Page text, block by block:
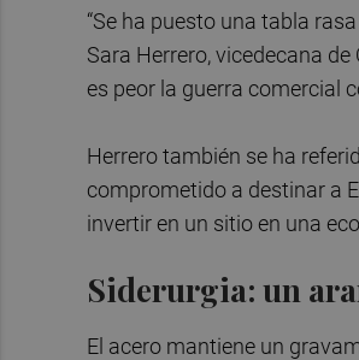
“Se ha puesto una tabla
Sara Herrero, vicedecana
es peor la guerra comercial
Herrero también se ha
comprometido a destinar a
invertir en un sitio en una
Siderurgia: un
El acero mantiene un